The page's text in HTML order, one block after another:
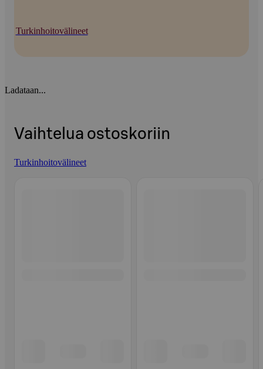
Turkinhoitovälineet
Ladataan...
Vaihtelua ostoskoriin
Turkinhoitovälineet